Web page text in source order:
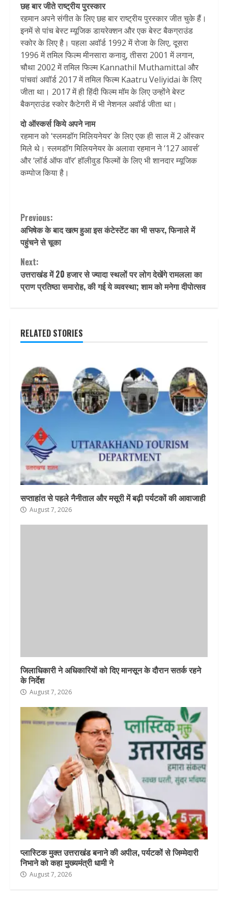
छह बार जीते राष्ट्रीय पुरस्कार
रहमान अपने संगीत के लिए छह बार राष्ट्रीय पुरस्कार जीत चुके हैं।
इनमें से पांच बेस्ट म्यूजिक डायरेक्शन और एक बेस्ट बैकग्राउंड
स्कोर के लिए है। पहला अवॉर्ड 1992 में रोजा के लिए, दूसरा
1996 में तमिल फिल्म मीनसारा कनावु, तीसरा 2001 में लगान,
चौथा 2002 में तमिल फिल्म Kannathil Muthamittal और
पांचवां अवॉर्ड 2017 में तमिल फिल्म Kaatru Veliyidai के लिए
जीता था। 2017 में ही हिंदी फिल्म मॉम के लिए उन्होंने बेस्ट
बैकग्राउंड स्कोर कैटेगरी में भी नेशनल अवॉर्ड जीता था।
दो ऑस्कर्स किये अपने नाम
रहमान को ‘स्लमडॉग मिलियनेयर’ के लिए एक ही साल में 2 ऑस्कर
मिले थे। स्लमडॉग मिलियनेयर के अलावा रहमान ने ‘127 आवर्स’
और ‘लॉर्ड ऑफ वॉर’ हॉलीवुड फिल्मों के लिए भी शानदार म्यूजिक
कम्पोज किया है।
Continue
Reading
Previous:
अभिषेक के बाद खत्म हुआ इस कंटेस्टेंट का भी सफर, फिनाले में
पहुंचने से चूका
Next:
उत्तराखंड में 20 हजार से ज्यादा स्थलों पर लोग देखेंगे रामलला का
प्राण प्रतिष्ठा समारोह, की गई ये व्यवस्था; शाम को मनेगा दीपोत्सव
RELATED STORIES
सप्ताहांत से पहले नैनीताल और मसूरी में बढ़ी पर्यटकों की आवाजाही
August 7, 2026
जिलाधिकारी ने अधिकारियों को दिए मानसून के दौरान सतर्क रहने
के निर्देश
August 7, 2026
प्लास्टिक मुक्त उत्तराखंड बनाने की अपील, पर्यटकों से जिम्मेदारी
निभाने को कहा मुख्यमंत्री धामी ने
August 7, 2026